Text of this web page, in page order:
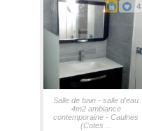
4
Salle de bain - salle d'eau
4m2 ambiance
contemporaine - Caulnes
(Cotes ...